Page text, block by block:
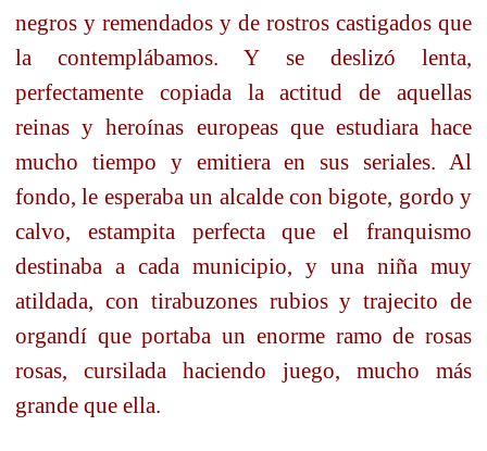
negros y remendados y de rostros castigados que
la contemplábamos. Y se deslizó lenta,
perfectamente copiada la actitud de aquellas
reinas y heroínas europeas que estudiara hace
mucho tiempo y emitiera en sus seriales. Al
fondo, le esperaba un alcalde con bigote, gordo y
calvo, estampita perfecta que el franquismo
destinaba a cada municipio, y una niña muy
atildada, con tirabuzones rubios y trajecito de
organdí que portaba un enorme ramo de rosas
rosas, cursilada haciendo juego, mucho más
grande que ella.